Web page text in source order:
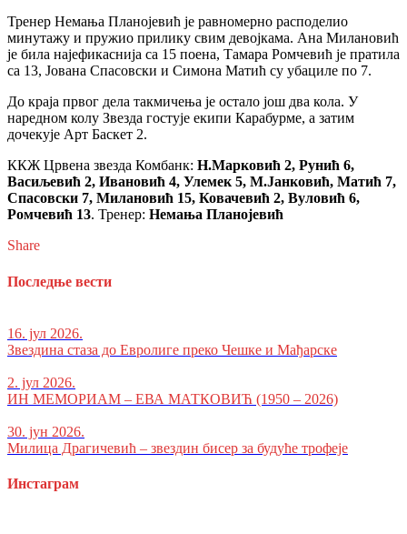
Тренер Немања Планојевић је равномерно расподелио
минутажу и пружио прилику свим девојкама. Ана Милановић
је била најефикаснија са 15 поена, Тамара Ромчевић је пратила
са 13, Јована Спасовски и Симона Матић су убациле по 7.
До краја првог дела такмичења је остало још два кола. У
наредном колу Звезда гостује екипи Карабурме, а затим
дочекује Арт Баскет 2.
ККЖ Црвена звезда Комбанк: Н.Марковић 2, Рунић 6,
Васиљевић 2, Ивановић 4, Улемек 5, М.Јанковић, Матић 7,
Спасовски 7, Милановић 15, Ковачевић 2, Вуловић 6,
Ромчевић 13. Тренер: Немања Планојевић
Share
Последње вести
16. јул 2026.
Звездина стаза до Евролиге преко Чешке и Мађарске
2. јул 2026.
ИН МЕМОРИАМ – ЕВА МАТКОВИЋ (1950 – 2026)
30. јун 2026.
Милица Драгичевић – звездин бисер за будуће трофеје
Инстаграм